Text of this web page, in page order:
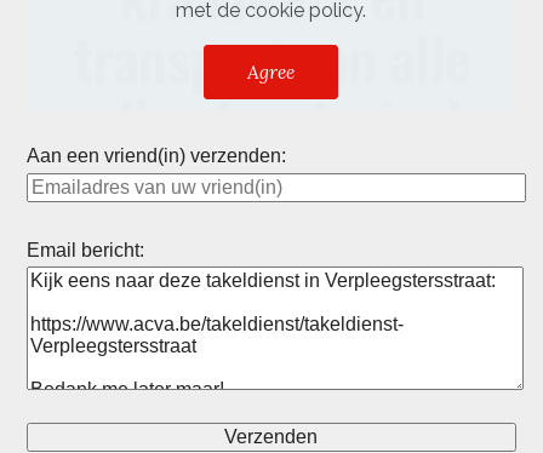
Aan een vriend(in) verzenden:
Email bericht: